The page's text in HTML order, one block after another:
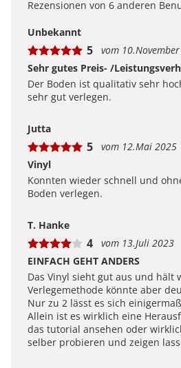
zu können. Uns ist wichtig,
Hinweis Verifizierter Kauf
Erfahren Sie mehr darüber, wie
bei uns funktionieren
Rezensionen von 6 anderen
Unbekannt
5
vom
Sehr gutes Preis- /
Der Boden ist qualitativ sehr
sehr gut verlegen.
Jutta
5
vom 12.Mai 2025
Vinyl
Konnten wieder schnell und
Boden verlegen.
T. Hanke
4
vom 13.Juli 2023
EINFACH GEHT ANDERS
Das Vinyl sieht gut aus und hält
Verlegemethode könnte aber
Nur zu 2 lässt es sich
Allein ist es wirklich eine
das tutorial ansehen oder
selber probieren und zeigen